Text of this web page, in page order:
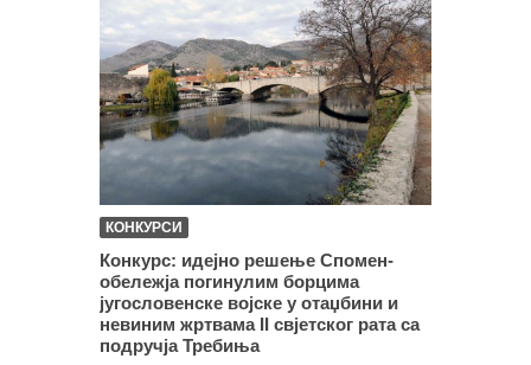
КОНКУРСИ
Конкурс: идејно решење Спомен-
oбележја погинулим борцима
југословенске војске у отаџбини и
невиним жртвама II свјетског рата са
подручја Требиња